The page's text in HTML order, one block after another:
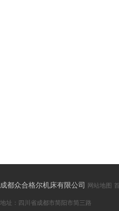
成都众合格尔机床有限公司 网站地图
地址：四川省成都市简阳市简三路